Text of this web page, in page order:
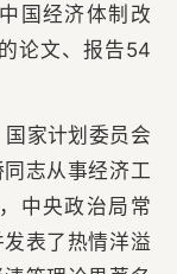
国经济体制改
论文、报告54
家计划委员会
志从事经济工
中央政治局常
表了热情洋溢